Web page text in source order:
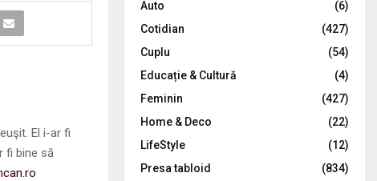
El i-ar fi
fi bine să
:
C
Auto
(6)
Cotidian
(427)
Cuplu
(54)
Educație & Cultură
(4)
Feminin
(427)
Home & Deco
(22)
LifeStyle
(12)
Presa tabloid
(834)